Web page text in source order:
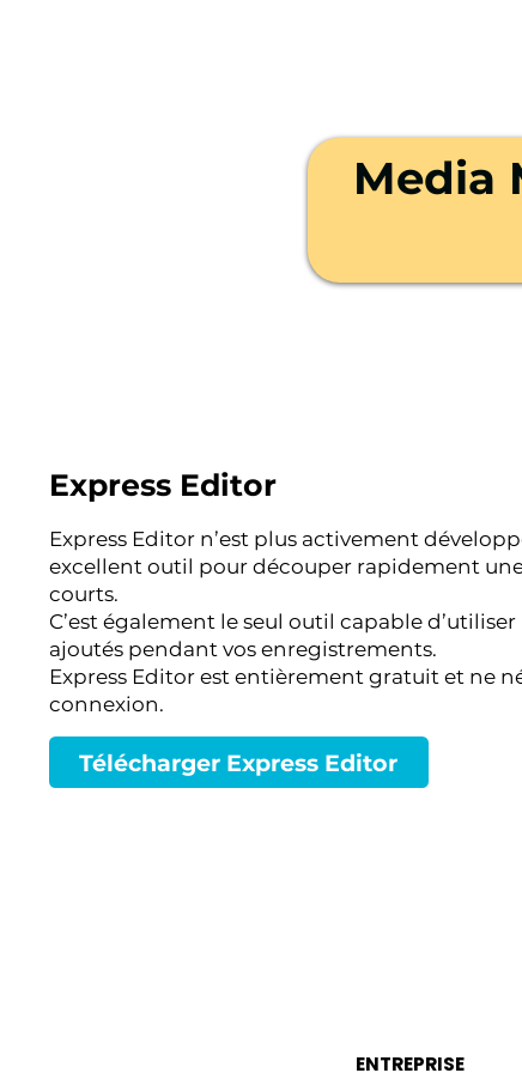
Media
Express Editor
Express Editor n’est plus activement
excellent outil pour découper rapidement
courts.
C’est également le seul outil capable
ajoutés pendant vos enregistrements.
Express Editor est entièrement gratuit et ne
connexion.
Télécharger Express Editor
ENTREPRISE